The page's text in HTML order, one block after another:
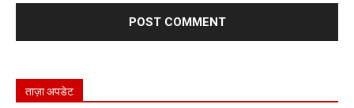
ताज़ा अपडेट